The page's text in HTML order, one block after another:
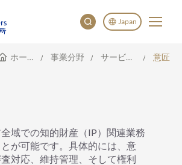
Japan
English
Deutsch
ホームページ 事業分野 サービス範囲 意匠
域での知的財産（IP）関連業務
が可能です。具体的には、意
対応、維持管理、そして権利